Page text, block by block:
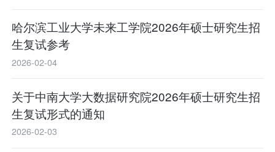
哈尔滨工业大学未来工学院2026年硕士研究生招
生复试参考
2026-02-04
关于中南大学大数据研究院2026年硕士研究生招
生复试形式的通知
2026-02-03